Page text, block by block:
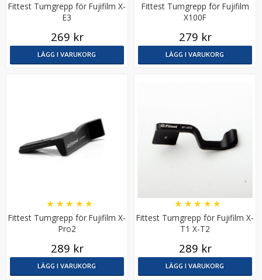
★ ★
Fittest Tumgrepp för Fujifilm X-
E3
269 kr
LÄGG I VARUKORG
Fittest Tumgrepp för Fujifilm
X100F
279 kr
LÄGG I VARUKORG
Fittest Tumgrepp för Fujifilm X-
Pro2
★ ★ ★ ★ ★
289 kr
LÄGG I VARUKORG
Fittest Tumgrepp för Fujifilm X-
T1 X-T2
★ ★ ★ ★ ★
289 kr
LÄGG I VARUKORG